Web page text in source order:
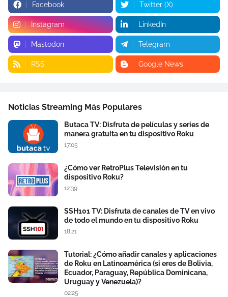
Facebook Twitter (X)
Instagram LinkedIn
Mastodon Telegram
RSS Google News
Noticias Streaming Más Populares
Butaca TV: Disfruta de películas y series de
manera gratuita en tu dispositivo Roku
17:05
¿Cómo ver RetroPlus Televisión en tu
dispositivo Roku?
12:39
SSH101 TV: Disfruta de canales de TV en vivo
de todo el mundo en tu dispositivo Roku
18:21
Tutorial: ¿Cómo añadir canales y aplicaciones
de Roku en Latinoamérica (si eres de Bolivia,
Ecuador, Paraguay, República Dominicana,
Uruguay y Venezuela)?
02:25